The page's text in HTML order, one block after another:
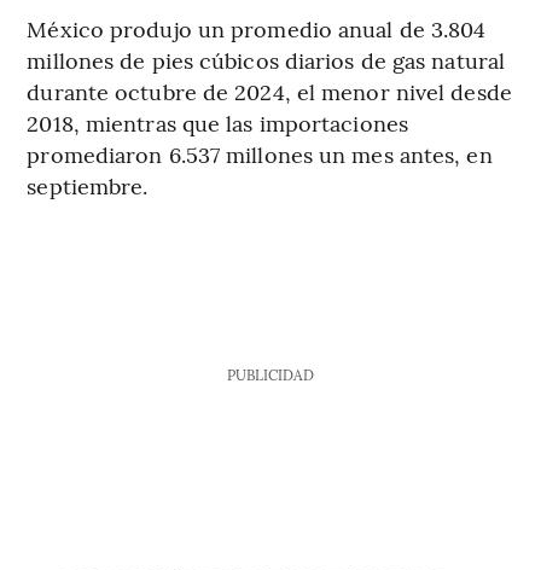
México produjo un promedio anual de 3.804
millones de pies cúbicos diarios de gas natural
durante octubre de 2024, el menor nivel desde
2018, mientras que las importaciones
promediaron 6.537 millones un mes antes, en
septiembre.
PUBLICIDAD